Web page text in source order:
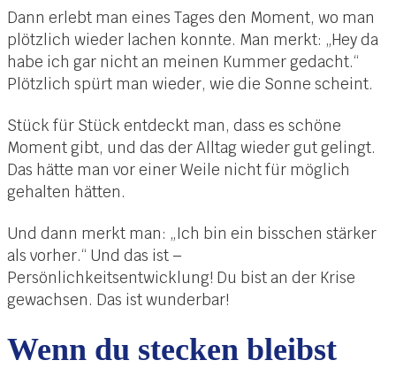
Dann erlebt man eines Tages den Moment, wo man
plötzlich wieder lachen konnte. Man merkt: „Hey da
habe ich gar nicht an meinen Kummer gedacht.“
Plötzlich spürt man wieder, wie die Sonne scheint.
Stück für Stück entdeckt man, dass es schöne
Moment gibt, und das der Alltag wieder gut gelingt.
Das hätte man vor einer Weile nicht für möglich
gehalten hätten.
Und dann merkt man: „Ich bin ein bisschen stärker
als vorher.“ Und das ist –
Persönlichkeitsentwicklung! Du bist an der Krise
gewachsen. Das ist wunderbar!
Wenn du stecken bleibst